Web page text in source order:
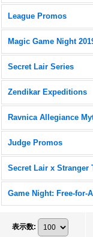
League Promos
Magic Game Night
Secret Lair Series
Zendikar Expeditions
Judge Promos
Game Night: Free-for-All
表示数: